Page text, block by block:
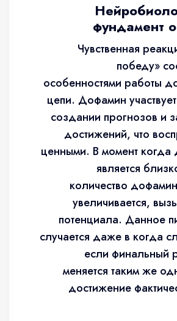
фундамент
Чувственная
победу»
особенностями работы
цепи. Дофамин
создании прогнозов и
достижений, что
ценными. В момент когда
является
количество
увеличивается,
потенциала. Данное
случается даже в когда
если финальный
меняется таким же
достижение